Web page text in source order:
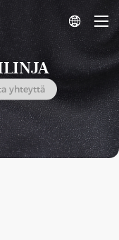

yhteyttä